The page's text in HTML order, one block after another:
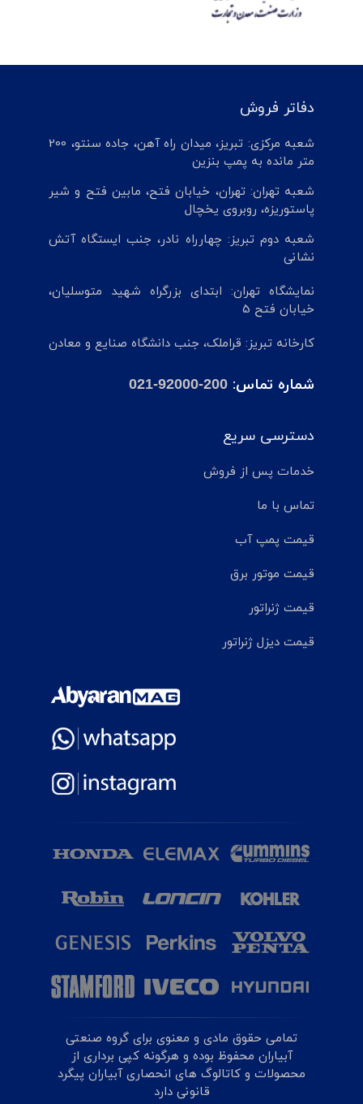
دفاتر فروش
شعبه مرکزی: تبریز، میدان راه آهن، جاده سنتو، 200
متر مانده به پمپ بنزین
شعبه تهران: تهران، خیابان فتح، مابین فتح و شیر
پاستوریزه، روبروی یخچال
شعبه دوم تبریز: چهارراه نادر، جنب ایستگاه آتش
نشانی
نمایشگاه تهران: ابتدای بزرگراه شهید متوسلیان،
خیابان فتح 5
کارخانه تبریز: قراملک، جنب دانشگاه صنایع و معادن
شماره تماس: 021-92000-200
دسترسی سریع
خدمات پس از فروش
تماس با ما
قیمت پمپ آب
قیمت موتور برق
قیمت ژنراتور
قیمت دیزل ژنراتور
تمامی حقوق مادی و معنوی برای گروه صنعتی
آبیاران محفوظ بوده و هرگونه کپی برداری از
محصولات و کاتالوگ های انحصاری آبیاران پیگرد
قانونی دارد